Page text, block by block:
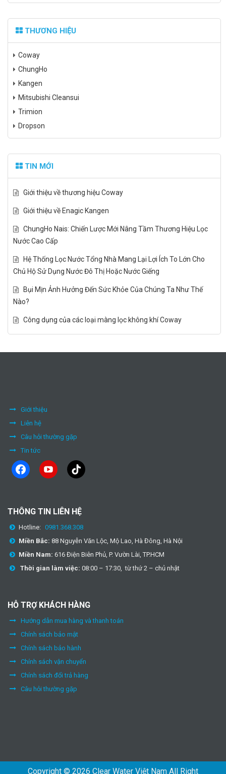
THƯƠNG HIỆU
Coway
ChungHo
Kangen
Mitsubishi Cleansui
Trimion
Dropson
TIN MỚI
Giới thiệu về thương hiệu Coway
Giới thiệu về Enagic Kangen
ChungHo Nais: Chiến Lược Mới Nâng Tầm Thương Hiệu Lọc
Nước Cao Cấp
Hệ Thống Lọc Nước Tổng Nhà Mang Lại Lợi Ích To Lớn Cho
Chủ Hộ Sử Dụng Nước Đô Thị Hoặc Nước Giếng
Bụi Mịn Ảnh Hưởng Đến Sức Khỏe Của Chúng Ta Như Thế
Nào?
Công dụng của các loại màng lọc không khí Coway
Giới thiệu
Liên hệ
Câu hỏi thường gặp
Tin tức
facebook youtube tiktok
THÔNG TIN LIÊN HỆ
Hotline: 0981.368.308
Miền Bắc: 88 Nguyễn Văn Lộc, Mộ Lao, Hà Đông, Hà Nội
Miền Nam: 616 Điện Biên Phủ, P. Vườn Lài, TP.HCM
Thời gian làm việc: 08:00 – 17:30, từ thứ 2 – chủ nhật
HỖ TRỢ KHÁCH HÀNG
Hướng dẫn mua hàng và thanh toán
Chính sách bảo mật
Chính sách bảo hành
Chính sách vận chuyển
Chính sách đổi trả hàng
Câu hỏi thường gặp
Copyright © 2026 Clear Water Việt Nam All Right